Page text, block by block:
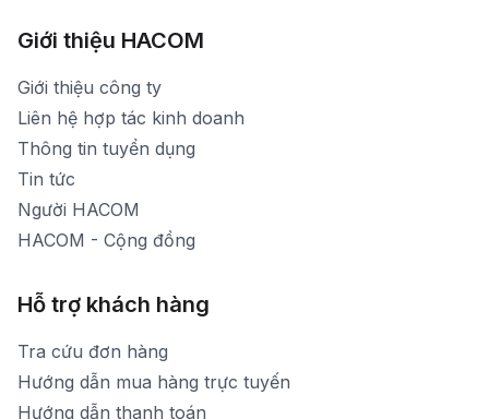
Thời gian mở cửa: Từ 8h30-19h hàng ngày
Xem bản đồ đường đi
1900 1903 (máy lẻ 159) -(028)73000322
1900 1903 (máy lẻ 160)
[email protected]
Thời gian mở cửa: Từ 8h30-20h hàng ngày
Giới thiệu HACOM
Giới thiệu công ty
Liên hệ hợp tác kinh doanh
Thông tin tuyển dụng
Tin tức
Người HACOM
HACOM - Cộng đồng
Hỗ trợ khách hàng
Tra cứu đơn hàng
Hướng dẫn mua hàng trực tuyến
Hướng dẫn thanh toán